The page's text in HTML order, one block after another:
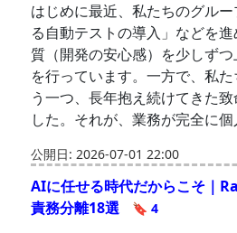
はじめに最近、私たちのグル
る自動テストの導入」などを
質（開発の安心感）を少しず
を行っています。一方で、私
う一つ、長年抱え続けてきた
した。それが、業務が完全に
公開日: 2026-07-01 22:00
AIに任せる時代だからこそ｜
責務分離18選
🔖 4